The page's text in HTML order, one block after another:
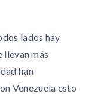
lados hay
llevan más
han
Venezuela esto